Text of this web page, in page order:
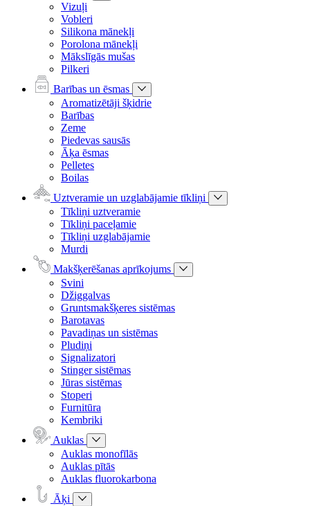
Vizuļi
Vobleri
Silikona mānekļi
Porolona mānekļi
Mākslīgās mušas
Pilkeri
Barības un ēsmas
Aromatizētāji šķidrie
Barības
Zeme
Piedevas sausās
Āķa ēsmas
Pelletes
Boilas
Uztveramie un uzglabājamie tīkliņi
Tīkliņi uztveramie
Tīkliņi paceļamie
Tīkliņi uzglabājamie
Murdi
Makšķerēšanas aprīkojums
Svini
Džiggalvas
Gruntsmakšķeres sistēmas
Barotavas
Pavadiņas un sistēmas
Pludiņi
Signalizatori
Stinger sistēmas
Jūras sistēmas
Stoperi
Furnitūra
Kembriki
Auklas
Auklas monofīlās
Auklas pītās
Auklas fluorokarbona
Āķi